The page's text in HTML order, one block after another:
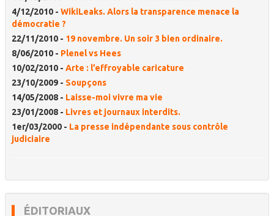
4/12/2010 - WikiLeaks. Alors la transparence menace la
démocratie ?
22/11/2010 - 19 novembre. Un soir 3 bien ordinaire.
8/06/2010 - Plenel vs Hees
10/02/2010 - Arte : l’effroyable caricature
23/10/2009 - Soupçons
14/05/2008 - Laisse-moi vivre ma vie
23/01/2008 - Livres et journaux interdits.
1er/03/2000 - La presse indépendante sous contrôle
judiciaire
ÉDITORIAUX